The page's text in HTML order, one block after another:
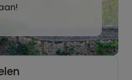
cultuur en milieu